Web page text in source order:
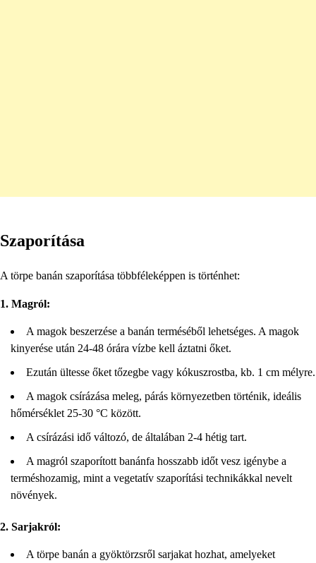
Szaporítása
A törpe banán szaporítása többféleképpen is történhet:
1. Magról:
A magok beszerzése a banán terméséből lehetséges. A magok
kinyerése után 24-48 órára vízbe kell áztatni őket.
Ezután ültesse őket tőzegbe vagy kókuszrostba, kb. 1 cm mélyre.
A magok csírázása meleg, párás környezetben történik, ideális
hőmérséklet 25-30 °C között.
A csírázási idő változó, de általában 2-4 hétig tart.
A magról szaporított banánfa hosszabb időt vesz igénybe a
terméshozamig, mint a vegetatív szaporítási technikákkal nevelt
növények.
2. Sarjakról:
A törpe banán a gyöktörzsről sarjakat hozhat, amelyeket